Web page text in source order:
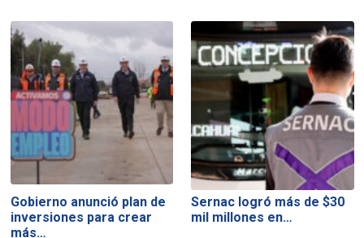
Gobierno anunció plan de
inversiones para crear
más…
Sernac logró más de $30
mil millones en…